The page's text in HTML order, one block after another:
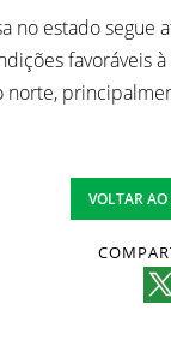
no estado segue
favoráveis
norte,
VOLTAR AO